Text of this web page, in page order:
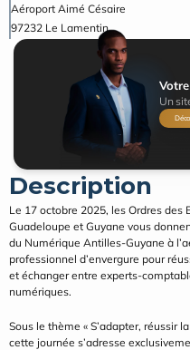
Aéroport Aimé Césaire
97232 Le Lamentin
Un
Description
Le 17 octobre 2025, les Ordres
Guadeloupe et Guyane vous
du Numérique Antilles-Guyane à
professionnel d’envergure pour
et échanger entre experts-
numériques.
Sous le thème « S’adapter, réussir
cette journée s’adresse